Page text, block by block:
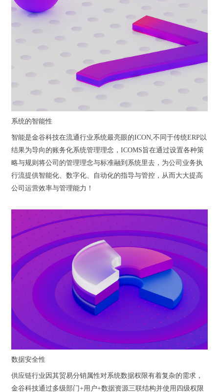
系统的智能性
智能是金谷科技在流通行业系统最亮眼的ICON,不同于传统ERP以
结果为导向的账务化系统管理理念，ICOMS旨在通过设置各种策
略与规则将公司的管理理念与标准融到系统里去，为公司业务执
行流提供智能化、数字化、自动化的指导与管控，从而大大提高
公司运营效率与管理能力！
数据安全性
供应链行业因其贸易分销属性对系统数据权限有着复杂的需求，
金谷科技通过多级部门+用户+数据资源三联结构并使用四级权限